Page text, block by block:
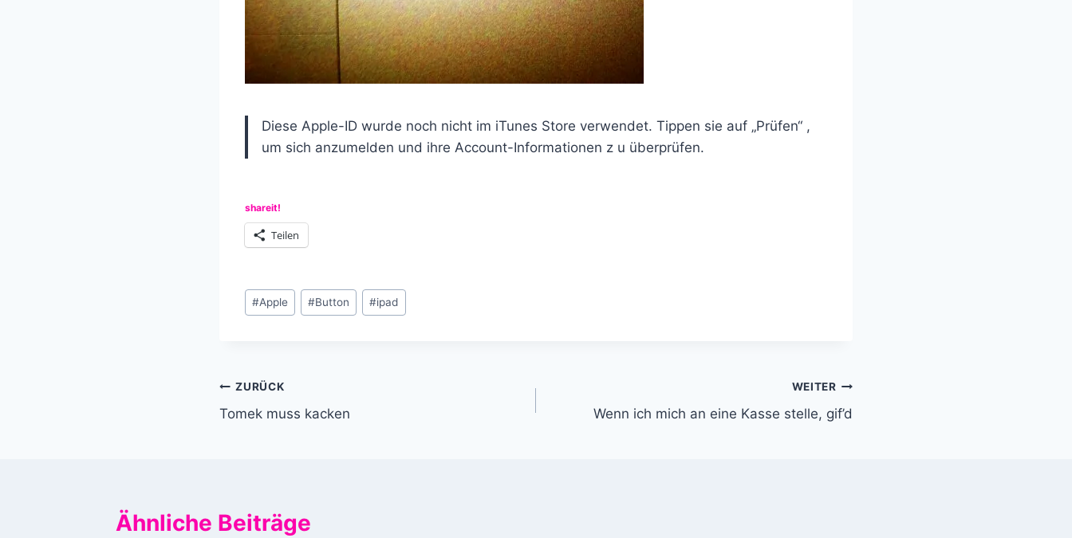
Diese Apple-ID wurde noch nicht im iTunes Store verwendet. Tippen sie auf „Prüfen“ ,
um sich anzumelden und ihre Account-Informationen z u überprüfen.
shareit!
Teilen
Schlagworte:
#Apple #Button #ipad
Beitragsnavigation
ZURÜCK
Tomek muss kacken
WEITER
Wenn ich mich an eine Kasse stelle, gif’d
Ähnliche Beiträge